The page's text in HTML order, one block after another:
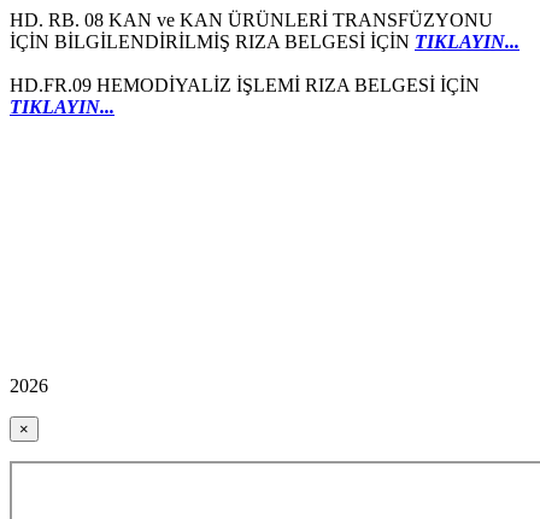
HD. RB. 08 KAN ve KAN ÜRÜNLERİ TRANSFÜZYONU
İÇİN BİLGİLENDİRİLMİŞ RIZA BELGESİ İÇİN TIKLAYIN...
HD.FR.09 HEMODİYALİZ İŞLEMİ RIZA BELGESİ İÇİN
TIKLAYIN...
2026
×